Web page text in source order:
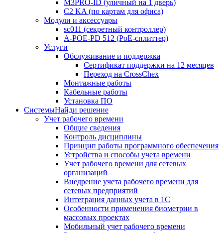
M3PRO-ID (уличный на 1 дверь)
C2 KA (по картам для офиса)
Модули и аксессуары
sc011 (секретный контроллер)
A-POE-PD 512 (PoE-сплиттер)
Услуги
Обслуживание и поддержка
Сертификат поддержки на 12 месяцев
Переход на CrossChex
Монтажные работы
Кабельные работы
Установка ПО
СистемыНайди решение
Учет рабочего времени
Общие сведения
Контроль дисциплины
Принцип работы программного обеспечения
Устройства и способы учета времени
Учет рабочего времени для сетевых
организаций
Внедрение учета рабочего времени для
сетевых предприятий
Интеграция данных учета в 1С
Особенности применения биометрии в
массовых проектах
Мобильный учет рабочего времени